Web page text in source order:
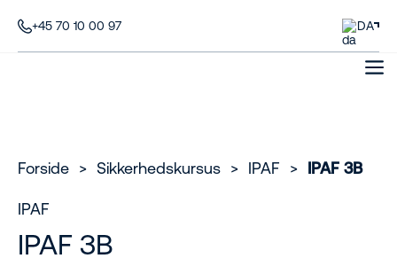
+45 70 10 00 97 DA
Forside > Sikkerhedskursus > IPAF > IPAF 3B
IPAF
IPAF 3B